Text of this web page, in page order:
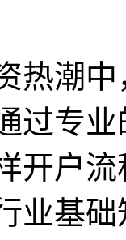
热潮
过专
开户流
业基